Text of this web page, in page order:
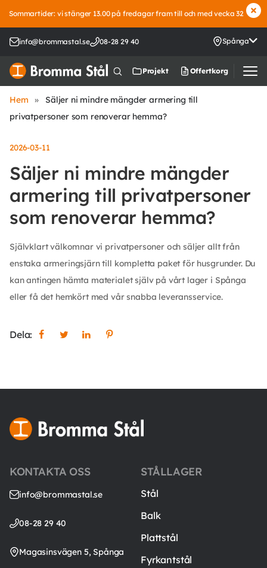
Sommartider: vi stänger 13.00 på fredagar fram till och med vecka 32
info@brommastal.se 08-28 29 40 Spånga
Projekt Offertkorg
Hem »
Säljer ni mindre mängder armering till
privatpersoner som renoverar hemma?
2026-03-11
Säljer ni mindre mängder
armering till privatpersoner
som renoverar hemma?
Självklart välkomnar vi privatpersoner och säljer allt från
enstaka armeringsjärn till kompletta paket för husgrunder. Du
kan antingen hämta materialet själv på vårt lager i Spånga
eller få det hemkört med vår snabba leveransservice.
Dela:
KONTAKTA OSS
info@brommastal.se
08-28 29 40
Magasinsvägen 5, Spånga
STÅLLAGER
Stål
Balk
Plattstål
Fyrkantstål